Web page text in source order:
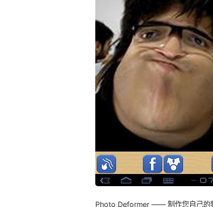
Photo Deformer —— 制作您自己的